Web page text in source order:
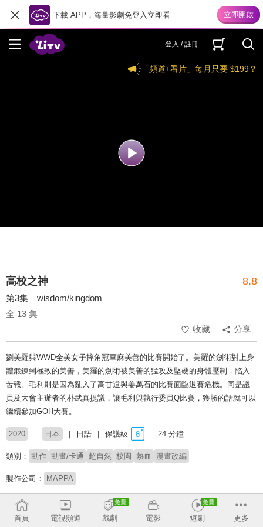
下載 APP，海量影劇免登入立即看
登入 / 註冊
「頻道+看片」每月只要 $199？
高校之神 8.8
第3集 wisdom/kingdom
全 13 集
收藏
分享
劉美羅與WWD全美女子摔角冠軍麻美善的比賽開始了。美羅的劍術對上身
體鍛鍊到極致的美善，美羅的劍術被美善的猛攻及堅硬的身體壓制，陷入
苦戰。毛利則是因為亂入了高甘道與姜萬石的比賽面臨退賽危機。同是議
員及大會主辦者的朴武真提議，讓毛利與執行委員Q比賽，獲勝的話就可以
繼續參加GOH大賽。
2020 日本 日語 保護級 24 分鐘
類別： 動作 動畫/卡通 超自然 校園 熱血 漫畫改編
製作公司： MAPPA
導演：
配音： 橘龍丸 熊谷健太郎 大橋彩香 浪川大輔 杉田智和
首頁 電視頻道 戲劇 電影 短劇 更多